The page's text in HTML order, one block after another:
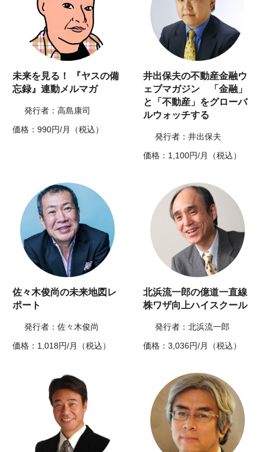
未来を見る！ 『ヤスの備
忘録』連動メルマガ
発行者：高島康司
価格：990円/月（税込）
井出保夫の不動産金融ウ
ェブマガジン 「金融」
と「不動産」をグローバ
ルウォッチする
発行者：井出保夫
価格：1,100円/月（税込）
佐々木俊尚の未来地図レ
ポート
発行者：佐々木俊尚
価格：1,018円/月（税込）
北浜流一郎の億道一直線
株ワザ向上ハイスクール
発行者：北浜流一郎
価格：3,036円/月（税込）